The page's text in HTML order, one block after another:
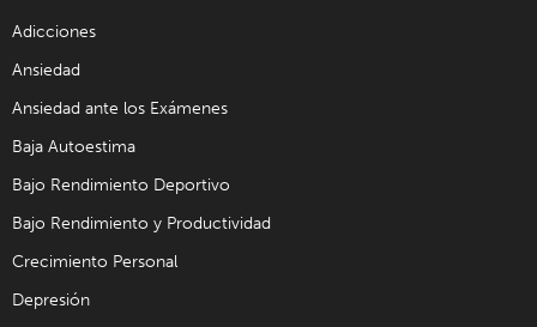
Adicciones
Ansiedad
Ansiedad ante los Exámenes
Baja Autoestima
Bajo Rendimiento Deportivo
Bajo Rendimiento y Productividad
Crecimiento Personal
Depresión